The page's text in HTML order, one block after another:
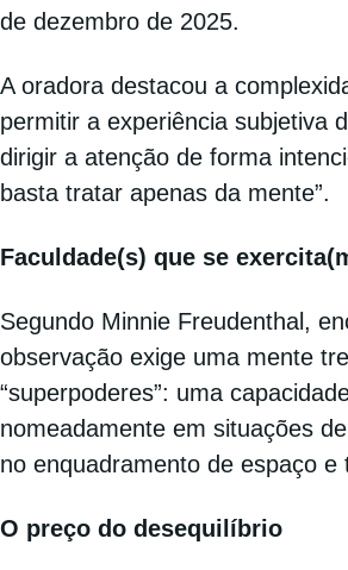
de dezembro de 2025.
A oradora destacou a
permitir a experiência subjetiva
dirigir a atenção de forma
basta tratar apenas da mente”.
Faculdade(s) que se
Segundo Minnie Freudenthal,
observação exige uma mente
“superpoderes”: uma
nomeadamente em situações
no enquadramento de espaço
O preço do desequilíbrio